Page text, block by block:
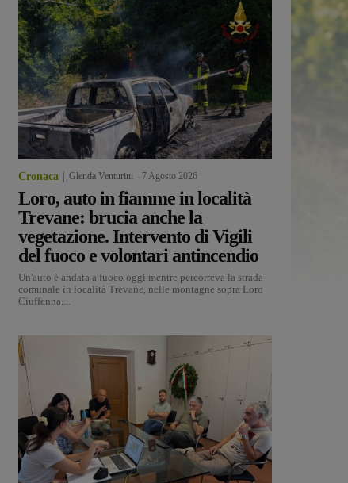
Cronaca Glenda Venturini 7 Agosto 2026
Loro, auto in fiamme in località
Trevane: brucia anche la
vegetazione. Intervento di Vigili
del fuoco e volontari antincendio
Un'auto è andata a fuoco oggi mentre percorreva la strada
comunale in località Trevane, nelle montagne sopra Loro
Ciuffenna....